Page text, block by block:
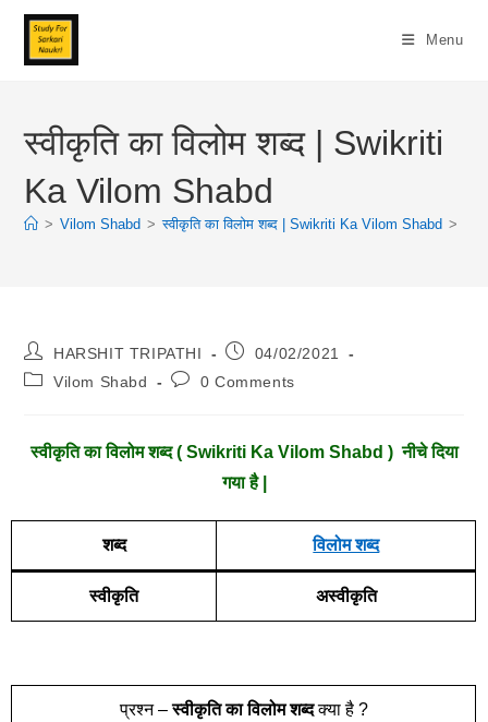
Skip
Content
Menu
स्वीकृति का विलोम शब्द | Swikriti
Ka Vilom Shabd
> Vilom Shabd > स्वीकृति का विलोम शब्द | Swikriti Ka Vilom Shabd >
Post
Author:
HARSHIT TRIPATHI
Post04/02/2021
PostVilom Shabd
Post0 Comments
स्वीकृति का विलोम शब्द ( Swikriti Ka Vilom Shabd ) नीचे दिया
गया है |
शब्द विलोम शब्द
स्वीकृति अस्वीकृति
प्रश्न –स्वीकृति का विलोम शब्दक्या है ?